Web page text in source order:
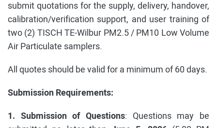
submit quotations for the supply, delivery, handover,
calibration/verification support, and user training of
two (2) TISCH TE-Wilbur PM2.5 / PM10 Low Volume
Air Particulate samplers.
All quotes should be valid for a minimum of 60 days.
Submission Requirements:
1. Submissionof Questions: Questions may be